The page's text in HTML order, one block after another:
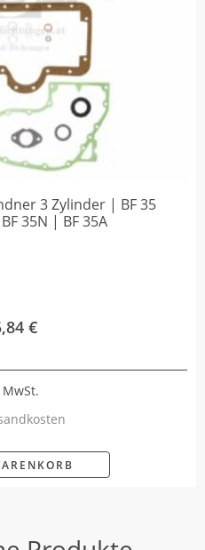
3 Zylinder | BF 35
35N | BF 35A
€